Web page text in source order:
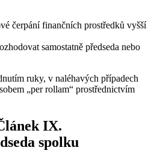
čerpání finančních prostředků vyšší
samostatně předseda nebo
ruky, v naléhavých případech
„per rollam“ prostřednictvím
IX.
spolku